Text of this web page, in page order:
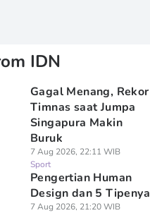
IDN
Gagal Menang, Rekor
Timnas saat Jumpa
Singapura Makin
Buruk
7 Aug 2026, 22:11 WIB
Sport
Pengertian Human
Design dan 5 Tipenya
7 Aug 2026, 21:20 WIB